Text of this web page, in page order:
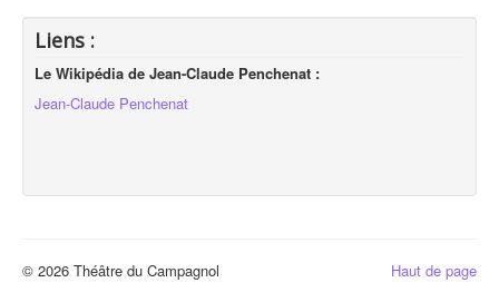
Liens :
Le Wikipédia de Jean-Claude Penchenat :
Jean-Claude Penchenat
Haut de page
© 2026 Théâtre du Campagnol